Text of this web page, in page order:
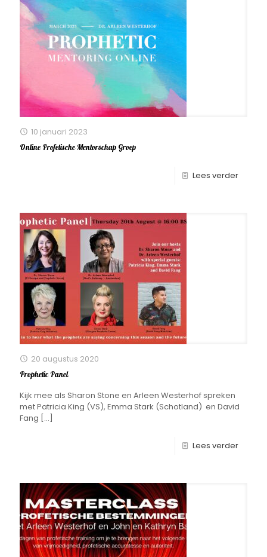
10 januari 2023
Online Profetische Mentorschap Groep
Lees verder
20 augustus 2020
Prophetic Panel
Kijk mee als Sharon Stone en Arleen Westerhof spreken
met Patricia King (VS), Emma Stark (Schotland) en David
Fang […]
Lees verder